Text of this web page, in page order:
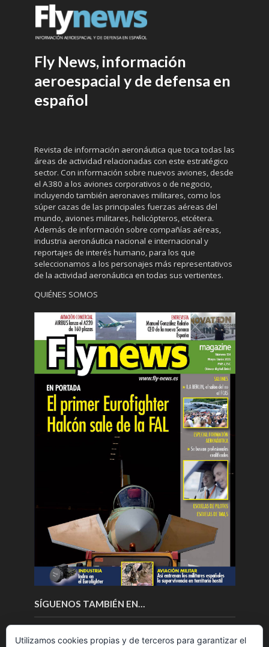
Fly News, información
aeroespacial y de defensa en
español
Revista de información aeronáutica que toca todas las
áreas de actividad relacionadas con este estratégico
sector. Con información sobre nuevos aviones, desde
el A380 a los aviones corporativos o de negocio,
incluyendo también aeronaves militares, como los
súper cazas de las principales fuerzas aéreas del
mundo, aviones militares, helicópteros, etcétera.
Además de información sobre compañías aéreas,
industria aeronáutica nacional e internacional y
reportajes de interés humano, para los que
seleccionamos a los personajes más representativos
de la actividad aeronáutica en todas sus vertientes.
QUIÉNES SOMOS
SÍGUENOS TAMBIÉN EN…
Utilizamos cookies propias y de terceros para garantizar el